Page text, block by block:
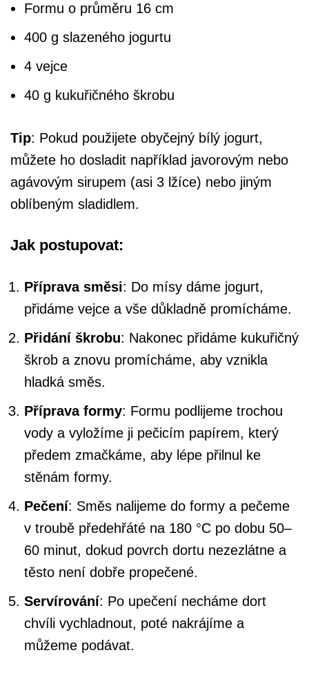
Formu o průměru 16 cm
400 g slazeného jogurtu
4 vejce
40 g kukuřičného škrobu
Tip: Pokud použijete obyčejný bílý jogurt,
můžete ho dosladit například javorovým nebo
agávovým sirupem (asi 3 lžíce) nebo jiným
oblíbeným sladidlem.
Jak postupovat:
Příprava směsi: Do mísy dáme jogurt,
přidáme vejce a vše důkladně promícháme.
Přidání škrobu: Nakonec přidáme kukuřičný
škrob a znovu promícháme, aby vznikla
hladká směs.
Příprava formy: Formu podlijeme trochou
vody a vyložíme ji pečicím papírem, který
předem zmačkáme, aby lépe přilnul ke
stěnám formy.
Pečení: Směs nalijeme do formy a pečeme
v troubě předehřáté na 180 °C po dobu 50–
60 minut, dokud povrch dortu nezezlátne a
těsto není dobře propečené.
Servírování: Po upečení necháme dort
chvíli vychladnout, poté nakrájíme a
můžeme podávat.